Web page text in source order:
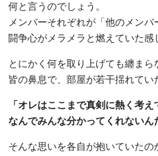
何と言うのでしょう。
メンバーそれぞれが「他のメン
闘争心がメラメラと燃えていた感
とにかく何を取り上げても纏まら
皆の鼻息で、部屋が若干揺れてい
「オレはここまで真剣に熱く考え
なんでみんな分かってくれないん
そんな思いを各自が抱いていたの